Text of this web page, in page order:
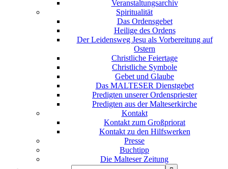
Veranstaltungsarchiv
Spiritualität
Das Ordensgebet
Heilige des Ordens
Der Leidensweg Jesu als Vorbereitung auf
Ostern
Christliche Feiertage
Christliche Symbole
Gebet und Glaube
Das MALTESER Dienstgebet
Predigten unserer Ordenspriester
Predigten aus der Malteserkirche
Kontakt
Kontakt zum Großpriorat
Kontakt zu den Hilfswerken
Presse
Buchtipp
Die Malteser Zeitung